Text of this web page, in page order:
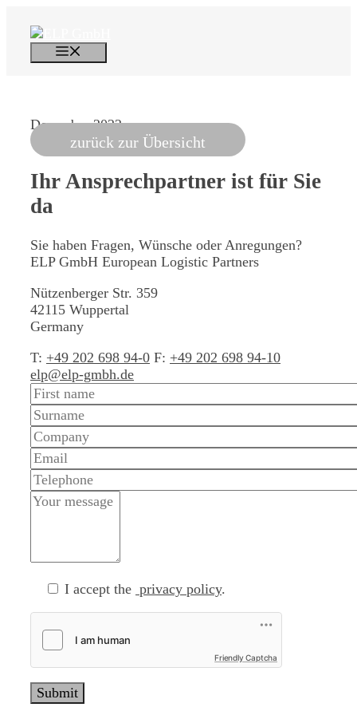
content
December 2022
zurück zur Übersicht
Ihr Ansprechpartner ist für Sie
da
Sie haben Fragen, Wünsche oder Anregungen?
ELP GmbH European Logistic Partners
Nützenberger Str. 359
42115 Wuppertal
Germany
T: +49 202 698 94-0 F: +49 202 698 94-10
elp@elp-gmbh.de
I accept the privacy policy.
Friendly Captcha